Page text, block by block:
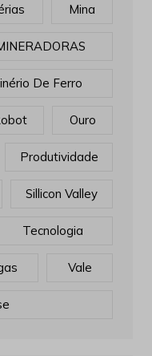
Mina
De Ferro
Ouro
Produtividade
Sillicon Valley
Tecnologia
Vale